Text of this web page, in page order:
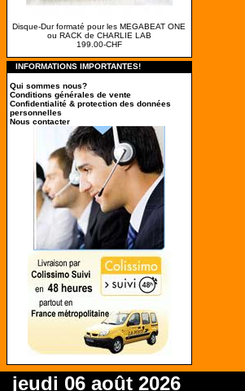
Disque-Dur formaté pour les MEGABEAT ONE
ou RACK de CHARLIE LAB
199.00-CHF
INFORMATIONS IMPORTANTES!
Qui sommes nous?
Conditions générales de vente
Confidentialité & protection des données
personnelles
Nous contacter
jeudi 06 août 2026